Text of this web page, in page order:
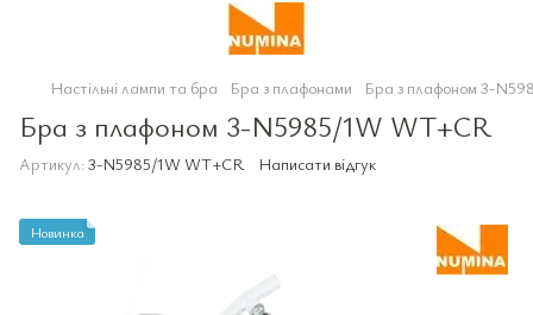
Настільні лампи та бра Бра з плафонами Бра з плафоном 3-
Бра з плафоном 3-N5985/1W WT+CR
Артикул: 3-N5985/1W WT+CR Написати відгук
Новинка